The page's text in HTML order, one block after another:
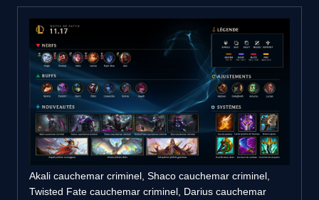
Akali cauchemar criminel, Shaco cauchemar criminel,
Twisted Fate cauchemar criminel, Darius cauchemar